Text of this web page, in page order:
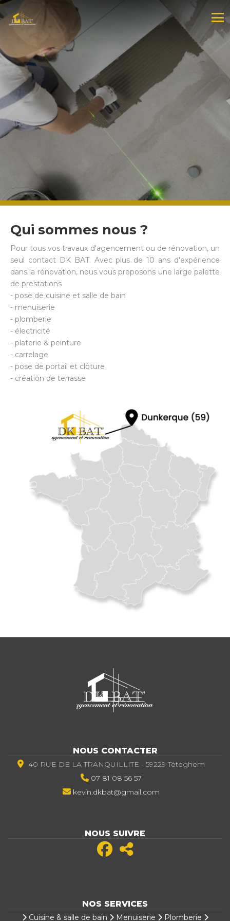
Qui sommes nous ?
Pour tous vos travaux d'agencement ou de rénovation, un
seul contact DK BAT. Avec plus de 10 ans d'expérience
dans la rénovation, nous vous proposons une large palette
de prestations
- pose de cuisine et salle de bain
- menuiserie
- plomberie
- électricité
- platerie & peinture
- carrelage
- pose de portail et clôture
- création de terrasse
NOUS CONTACTER
40 RUE DE LA TRANQUILLITE - 59229 Téteghem
07 81 08 56 57
kevin.dkbat@gmail.com
NOUS SUIVRE
NOS SERVICES
Cuisine & salle de bain Menuiserie Plomberie